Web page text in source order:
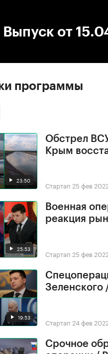
от
программы
23:50
Обстрел
Крым
Стартап 25 фев
25:53
Военная
реакция
Стартап 25 фев
19:53
Зеленского
Стартап 24 фев
Срочное